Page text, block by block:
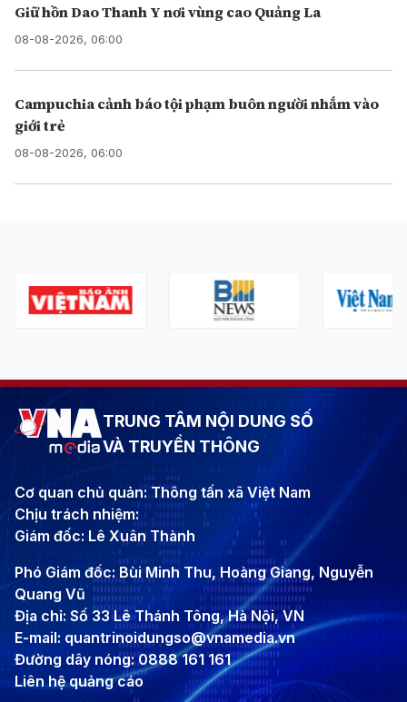
Giữ hồn Dao Thanh Y nơi vùng cao Quảng La
08-08-2026, 06:00
Campuchia cảnh báo tội phạm buôn người nhắm vào
giới trẻ
08-08-2026, 06:00
TRUNG TÂM NỘI DUNG SỐ
VÀ TRUYỀN THÔNG
Cơ quan chủ quản: Thông tấn xã Việt Nam
Chịu trách nhiệm:
Giám đốc: Lê Xuân Thành
Phó Giám đốc: Bùi Minh Thu, Hoàng Giang, Nguyễn
Quang Vũ
Địa chỉ: Số 33 Lê Thánh Tông, Hà Nội, VN
E-mail: quantrinoidungso@vnamedia.vn
Đường dây nóng: 0888 161 161
Liên hệ quảng cáo